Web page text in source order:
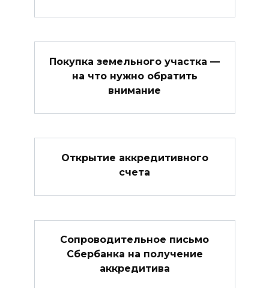
Покупка земельного участка —
на что нужно обратить
внимание
Открытие аккредитивного
счета
Сопроводительное письмо
Сбербанка на получение
аккредитива